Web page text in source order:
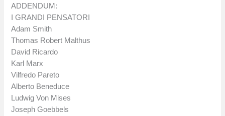
ADDENDUM:
I GRANDI PENSATORI
Adam Smith
Thomas Robert Malthus
David Ricardo
Karl Marx
Vilfredo Pareto
Alberto Beneduce
Ludwig Von Mises
Joseph Goebbels